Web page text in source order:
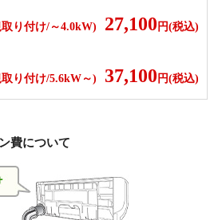
り付け/～4.0kW)
27,100 円(税込)
り付け/5.6kW～)
37,100 円(税込)
費について